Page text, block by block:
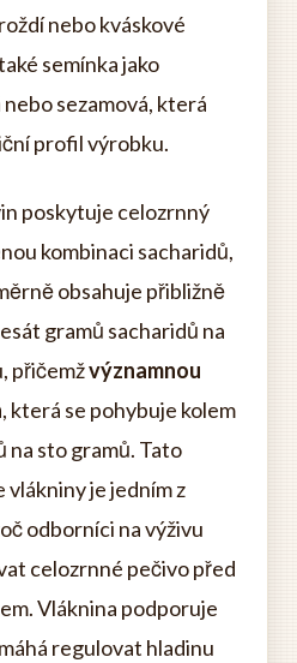
nebo kváskové
semínka jako
sezamová, která
profil výrobku.
poskytuje celozrnný
kombinaci sacharidů,
obsahuje přibližně
gramů sacharidů na
přičemžvýznamnou
, která se pohybuje kolem
na sto gramů. Tato
je jedním z
odborníci na výživu
celozrnné pečivo před
Vláknina podporuje
regulovat hladinu